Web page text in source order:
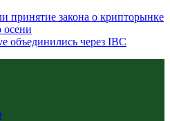
закона о крипторынке
объединились через IBC